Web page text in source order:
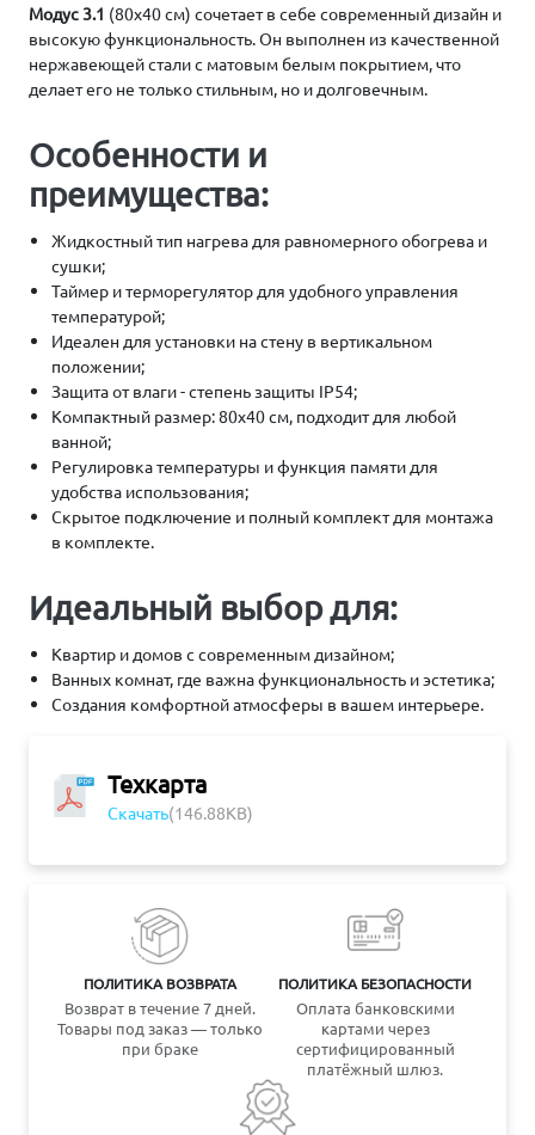
Техкарта
Скачать(146.88KB)
ПОЛИТИКА ВОЗВРАТА
Возврат в течение 7 дней.
Товары под заказ — только
при браке
ПОЛИТИКА БЕЗОПАСНОСТИ
Оплата банковскими
картами через
сертифицированный
платёжный шлюз.
Модус 3.1 (80х40 см) сочетает в себе современный дизайн и
высокую функциональность. Он выполнен из качественной
нержавеющей стали с матовым белым покрытием, что
делает его не только стильным, но и долговечным.
Особенности и
преимущества:
Жидкостный тип нагрева для равномерного обогрева и
сушки;
Таймер и терморегулятор для удобного управления
температурой;
Идеален для установки на стену в вертикальном
положении;
Защита от влаги - степень защиты IP54;
Компактный размер: 80х40 см, подходит для любой
ванной;
Регулировка температуры и функция памяти для
удобства использования;
Скрытое подключение и полный комплект для монтажа
в комплекте.
Идеальный выбор для:
Квартир и домов с современным дизайном;
Ванных комнат, где важна функциональность и эстетика;
Создания комфортной атмосферы в вашем интерьере.